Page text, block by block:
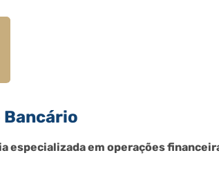
especializada em operações